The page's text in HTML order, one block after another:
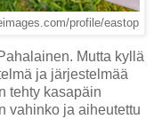
profile/eastop
Mutta kyllä
ja järjestelmää
tehty kasapäin
vahinko ja aiheutettu